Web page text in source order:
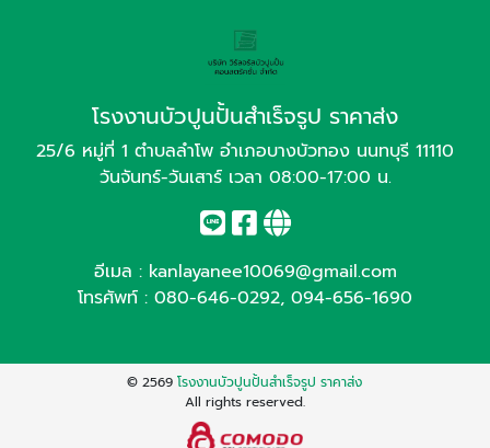
โรงงานบัวปูนปั้นสำเร็จรูป ราคาส่ง
25/6 หมู่ที่ 1 ตำบลลำโพ อำเภอบางบัวทอง นนทบุรี 11110
วันจันทร์-วันเสาร์ เวลา 08:00-17:00 น.
อีเมล : kanlayanee10069@gmail.com
โทรศัพท์ : 080-646-0292, 094-656-1690
© 2569โรงงานบัวปูนปั้นสำเร็จรูป ราคาส่ง
All rights reserved.